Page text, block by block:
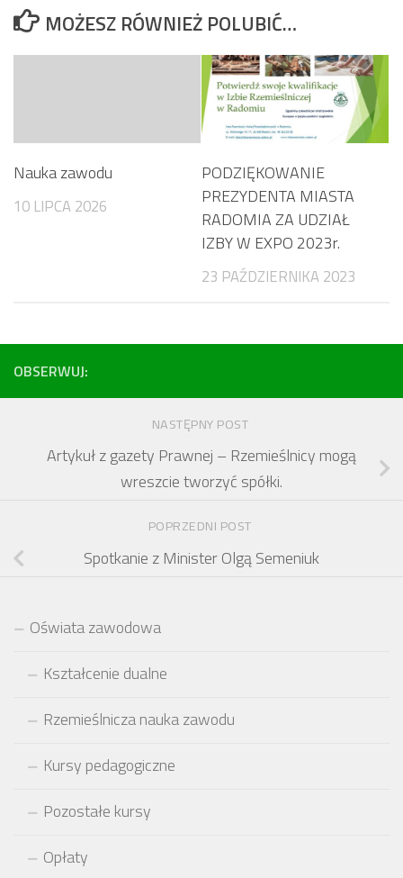
MOŻESZ RÓWNIEŻ POLUBIĆ…
Nauka zawodu
10 LIPCA 2026
PODZIĘKOWANIE
PREZYDENTA MIASTA
RADOMIA ZA UDZIAŁ
IZBY W EXPO 2023r.
23 PAŹDZIERNIKA 2023
OBSERWUJ:
NASTĘPNY POST
Artykuł z gazety Prawnej – Rzemieślnicy mogą
wreszcie tworzyć spółki.
POPRZEDNI POST
Spotkanie z Minister Olgą Semeniuk
Oświata zawodowa
Kształcenie dualne
Rzemieślnicza nauka zawodu
Kursy pedagogiczne
Pozostałe kursy
Opłaty